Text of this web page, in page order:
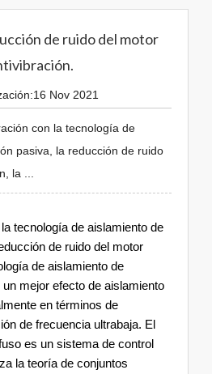
de ruido del motor
Nov 2021
con la tecnología de
pasiva, la reducción de ruido
la ...
tecnología de aislamiento de
de ruido del motor
de aislamiento de
mejor efecto de aislamiento
en términos de
de frecuencia ultrabaja. El
es un sistema de control
la teoría de conjuntos